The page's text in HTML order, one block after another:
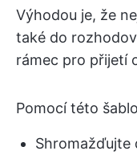
Výhodou je, že
také do
rámec pro přijetí
Pomocí této
Shromažďujte